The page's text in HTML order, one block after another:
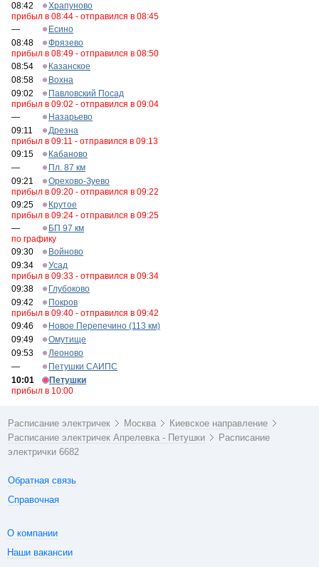
08:42
Храпуново
прибыл в 08:44 - отправился в 08:45
—
Есино
08:48
Фрязево
прибыл в 08:49 - отправился в 08:50
08:54
Казанское
08:58
Вохна
09:02
Павловский Посад
прибыл в 09:02 - отправился в 09:04
—
Назарьево
09:11
Дрезна
прибыл в 09:11 - отправился в 09:13
09:15
Кабаново
—
Пл. 87 км
09:21
Орехово-Зуево
прибыл в 09:20 - отправился в 09:22
09:25
Крутое
прибыл в 09:24 - отправился в 09:25
—
БП 97 км
по графику
09:30
Войново
09:34
Усад
прибыл в 09:33 - отправился в 09:34
09:38
Глубоково
09:42
Покров
прибыл в 09:40 - отправился в 09:42
09:46
Новое Перепечино (113 км)
09:49
Омутище
09:53
Леоново
—
Петушки САИПС
10:01
Петушки
прибыл в 10:00
Расписание электричек Москва
Киевское направление
Расписание электричек Апрелевка - Петушки
Расписание
электрички 6682
Обратная связь
Справочная
О компании
Наши вакансии